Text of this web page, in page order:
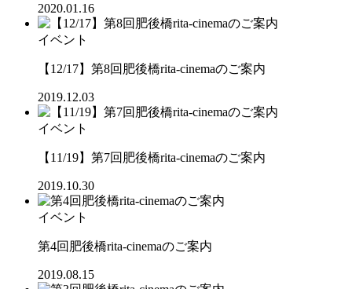
2020.01.16
イベント
【12/17】第8回肥後橋rita-cinemaのご案内
2019.12.03
イベント
【11/19】第7回肥後橋rita-cinemaのご案内
2019.10.30
イベント
第4回肥後橋rita-cinemaのご案内
2019.08.15